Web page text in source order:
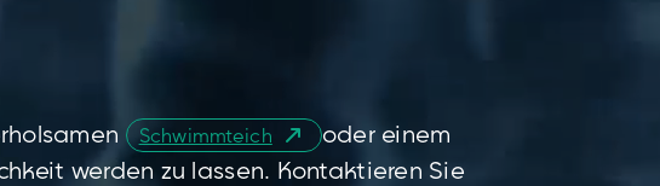
Schwimmteich
oder einem
werden zu lassen. Kontaktieren Sie